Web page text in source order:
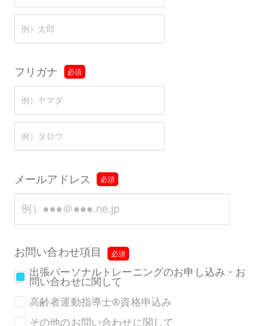
フリガナ
メールアドレス
お問い合わせ項目
出張パーソナルトレーニングのお申し込み・お
問い合わせに関して
高齢者運動指導士®︎資格申込み
その他のお問い合わせに関して